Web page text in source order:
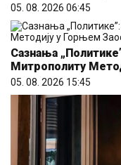
05. 08. 2026 06:45
Сазнања
Митрополиту
05. 08. 2026 15:45